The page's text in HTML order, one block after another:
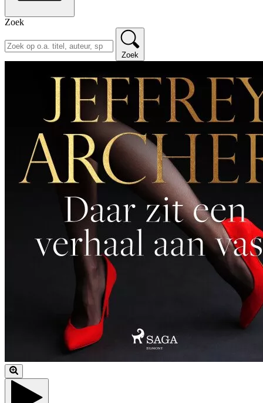
Zoek
Zoek